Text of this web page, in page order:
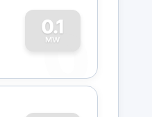
0.1
MW
0